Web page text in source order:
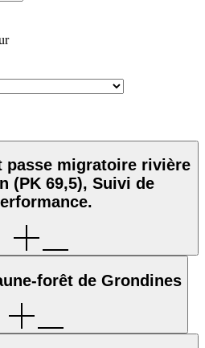
passe migratoire rivière
(PK 69,5), Suivi de
forêt de Grondines